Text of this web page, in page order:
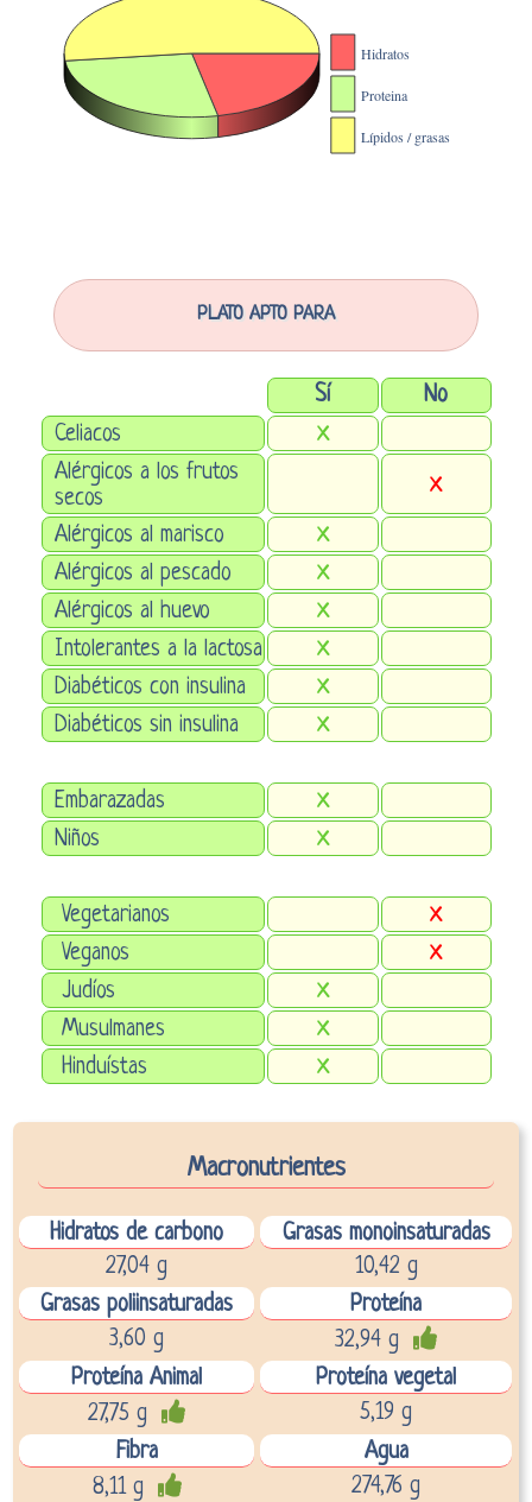
PLATO APTO PARA
Sí
No
Celiacos
X
Alérgicos a los frutos
secos
X
Alérgicos al marisco X
Alérgicos al pescado X
Alérgicos al huevo X
Intolerantes a la lactosa X
Diabéticos con insulina X
Diabéticos sin insulina X
Embarazadas X
Niños X
Vegetarianos X
Veganos X
Judíos X
Musulmanes X
Hinduístas X
Macronutrientes
Hidratos de carbono
Grasas monoinsaturadas
27,04 g
10,42 g
Grasas poliinsaturadas
Proteína
3,60 g
32,94 g
Proteína Animal
Proteína vegetal
27,75 g
5,19 g
Fibra
Agua
8,11 g
274,76 g